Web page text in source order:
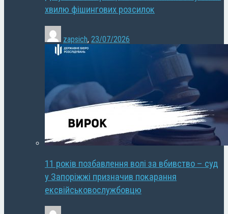
хвилю фішингових розсилок
zapsich, 23/07/2026
11 років позбавлення волі за вбивство – суд
у Запоріжжі призначив покарання
ексвійськовослужбовцю